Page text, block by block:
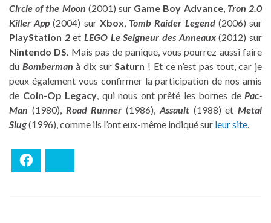
Circle of the Moon (2001) sur Game Boy Advance, Tron 2.0
Killer App(2004) sur Xbox, Tomb Raider Legend(2006) sur
PlayStation 2etLEGO Le Seigneur des Anneaux(2012) sur
Nintendo DS. Mais pas de panique, vous pourrez aussi faire
du Bomberman à dix surSaturn ! Et ce n’est pas tout, car je
peux également vous confirmer la participation de nos amis
de Coin-Op Legacy, qui nous ont prêté les bornes de Pac-
Man (1980), Road Runner (1986), Assault (1988) et Metal
Slug(1996), comme ils l’ont eux-même indiqué sur leur site.